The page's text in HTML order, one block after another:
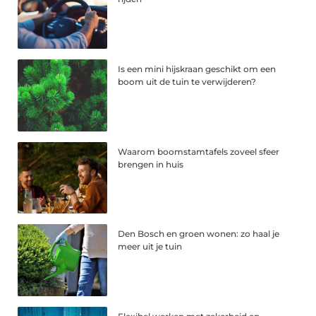
Is een mini hijskraan geschikt om een
boom uit de tuin te verwijderen?
Waarom boomstamtafels zoveel sfeer
brengen in huis
Den Bosch en groen wonen: zo haal je
meer uit je tuin